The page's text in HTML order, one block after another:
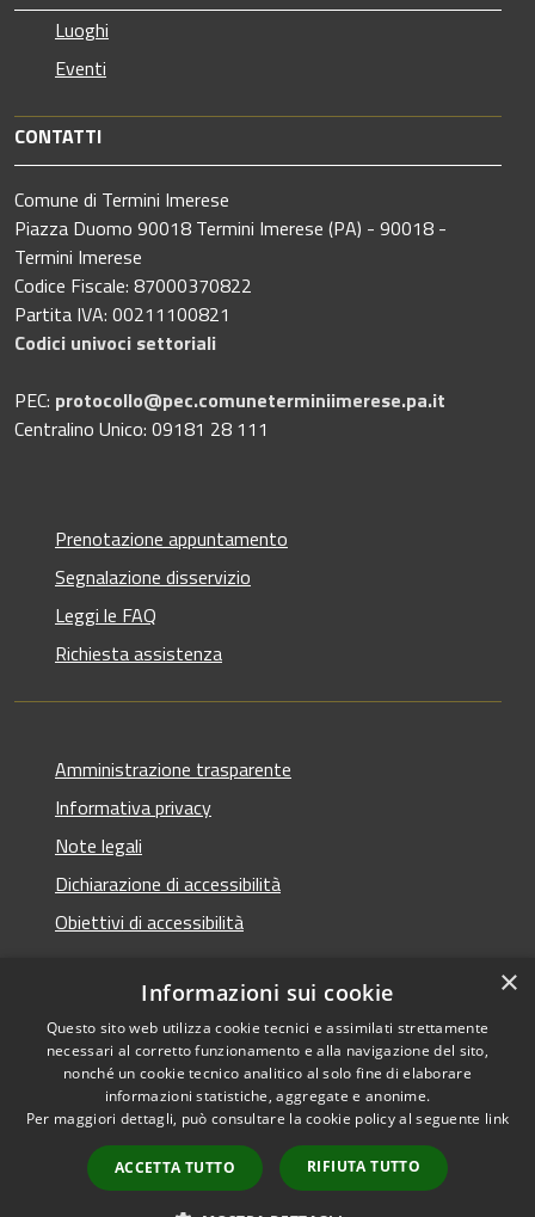
Luoghi
Eventi
CONTATTI
Comune di Termini Imerese
Piazza Duomo 90018 Termini Imerese (PA) - 90018 -
Termini Imerese
Codice Fiscale: 87000370822
Partita IVA: 00211100821
Codici univoci settoriali
PEC: protocollo@pec.comuneterminiimerese.pa.it
Centralino Unico: 09181 28 111
Prenotazione appuntamento
Segnalazione disservizio
Leggi le FAQ
Richiesta assistenza
Amministrazione trasparente
Informativa privacy
Note legali
Dichiarazione di accessibilità
Obiettivi di accessibilità
RSS
Accessibilità
Cookie
Mappa del sito
Webmail - Posta
Copyright © 2026 • Comune di
Termini Imerese • Powered
byMunicipium•
redazione
×
Informazioni sui cookie
Questo sito web utilizza cookie tecnici e assimilati strettamente
necessari al corretto funzionamento e alla navigazione del sito,
nonché un cookie tecnico analitico al solo fine di elaborare
informazioni statistiche, aggregate e anonime.
Per maggiori dettagli, può consultare la cookie policy al seguente link
ACCETTA TUTTO RIFIUTA TUTTO